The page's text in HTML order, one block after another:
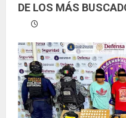
DE LOS MÁS